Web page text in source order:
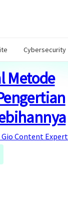
Cybersecurity
Metode
Content Expert